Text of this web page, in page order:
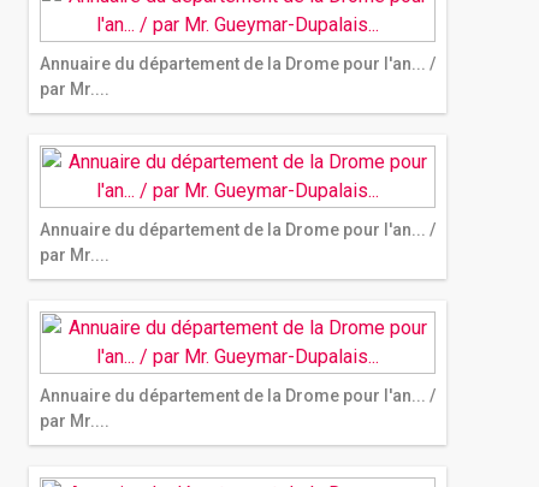
Annuaire du département de la Drome pour l'an... /
par Mr....
Annuaire du département de la Drome pour l'an... /
par Mr....
Annuaire du département de la Drome pour l'an... /
par Mr....